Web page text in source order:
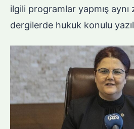
ilgili programlar yapmış aynı
dergilerde hukuk konulu